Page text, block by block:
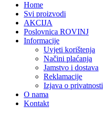
Home
Svi proizvodi
AKCIJA
Poslovnica ROVINJ
Informacije
Uvjeti korištenja
Načini plaćanja
Jamstvo i dostava
Reklamacije
Izjava o privatnosti
O nama
Kontakt